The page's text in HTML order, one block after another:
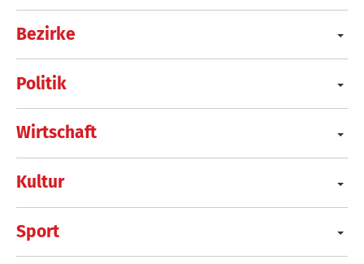
Bezirke
Politik
Wirtschaft
Kultur
Sport